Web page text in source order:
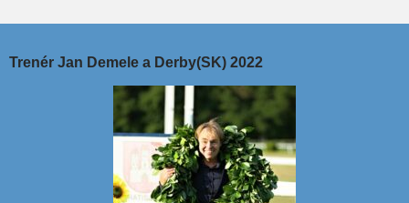
Trenér Jan Demele a Derby(SK) 2022